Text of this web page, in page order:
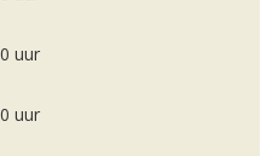
uur
uur